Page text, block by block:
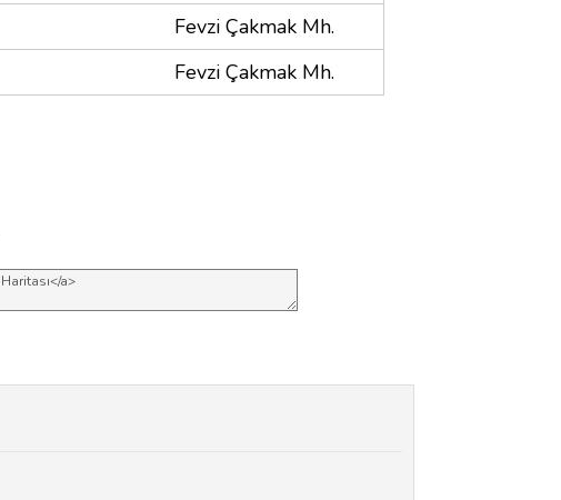
Fevzi Çakmak Mh.
Fevzi Çakmak Mh.